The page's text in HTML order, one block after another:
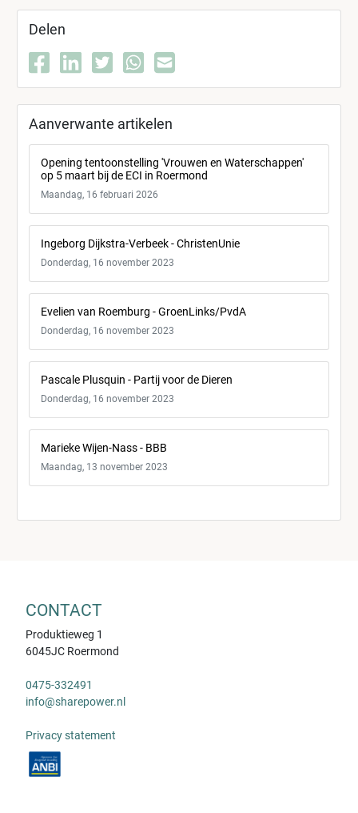
Delen
Aanverwante artikelen
Opening tentoonstelling 'Vrouwen en Waterschappen'
op 5 maart bij de ECI in Roermond
Maandag, 16 februari 2026
Ingeborg Dijkstra-Verbeek - ChristenUnie
Donderdag, 16 november 2023
Evelien van Roemburg - GroenLinks/PvdA
Donderdag, 16 november 2023
Pascale Plusquin - Partij voor de Dieren
Donderdag, 16 november 2023
Marieke Wijen-Nass - BBB
Maandag, 13 november 2023
CONTACT
Produktieweg 1
6045JC Roermond
0475-332491
info@sharepower.nl
Privacy statement